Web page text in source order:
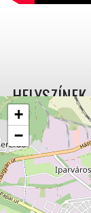
+
−
HELYSZÍNEK